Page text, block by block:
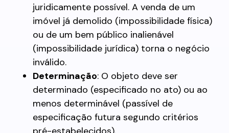
juridicamente possível. A venda de um
imóvel já demolido (impossibilidade física)
ou de um bem público inalienável
(impossibilidade jurídica) torna o negócio
inválido.
Determinação: O objeto deve ser
determinado (especificado no ato) ou ao
menos determinável (passível de
especificação futura segundo critérios